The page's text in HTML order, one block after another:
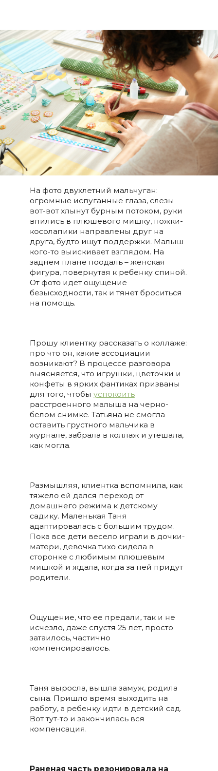
На фото двухлетний мальчуган:
огромные испуганные глаза, слезы
вот-вот хлынут бурным потоком, руки
впились в плюшевого мишку, ножки-
косолапики направлены друг на
друга, будто ищут поддержки. Малыш
кого-то выискивает взглядом. На
заднем плане поодаль – женская
фигура, повернутая к ребенку спиной.
От фото идет ощущение
безысходности, так и тянет броситься
на помощь.
Прошу клиентку рассказать о коллаже:
про что он, какие ассоциации
возникают? В процессе разговора
выясняется, что игрушки, цветочки и
конфеты в ярких фантиках призваны
для того, чтобы успокоить
расстроенного малыша на черно-
белом снимке. Татьяна не смогла
оставить грустного мальчика в
журнале, забрала в коллаж и утешала,
как могла.
Размышляя, клиентка вспомнила, как
тяжело ей дался переход от
домашнего режима к детскому
садику. Маленькая Таня
адаптировалась с большим трудом.
Пока все дети весело играли в дочки-
матери, девочка тихо сидела в
сторонке с любимым плюшевым
мишкой и ждала, когда за ней придут
родители.
Ощущение, что ее предали, так и не
исчезло, даже спустя 25 лет, просто
затаилось, частично
компенсировалось.
Таня выросла, вышла замуж, родила
сына. Пришло время выходить на
работу, а ребенку идти в детский сад.
Вот тут-то и закончилась вся
компенсация.
Раненая часть резонировала на